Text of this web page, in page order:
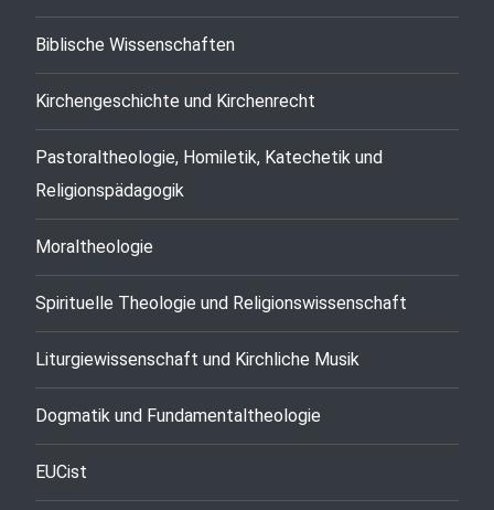
Biblische Wissenschaften
Kirchengeschichte und Kirchenrecht
Pastoraltheologie, Homiletik, Katechetik und
Religionspädagogik
Moraltheologie
Spirituelle Theologie und Religionswissenschaft
Liturgiewissenschaft und Kirchliche Musik
Dogmatik und Fundamentaltheologie
EUCist